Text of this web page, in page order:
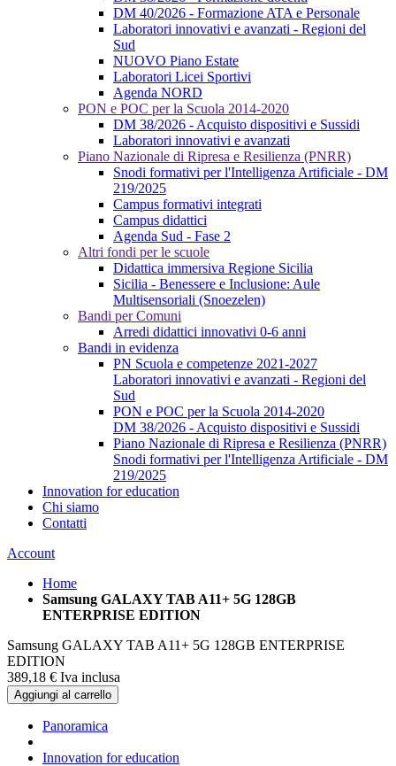
DM 40/2026 - Formazione ATA e Personale
Laboratori innovativi e avanzati - Regioni del
Sud
NUOVO Piano Estate
Laboratori Licei Sportivi
Agenda NORD
PON e POC per la Scuola 2014-2020
DM 38/2026 - Acquisto dispositivi e Sussidi
Laboratori innovativi e avanzati
Piano Nazionale di Ripresa e Resilienza (PNRR)
Snodi formativi per l'Intelligenza Artificiale - DM
219/2025
Campus formativi integrati
Campus didattici
Agenda Sud - Fase 2
Altri fondi per le scuole
Didattica immersiva Regione Sicilia
Sicilia - Benessere e Inclusione: Aule
Multisensoriali (Snoezelen)
Bandi per Comuni
Arredi didattici innovativi 0-6 anni
Bandi in evidenza
PN Scuola e competenze 2021-2027
Laboratori innovativi e avanzati - Regioni del
Sud
PON e POC per la Scuola 2014-2020
DM 38/2026 - Acquisto dispositivi e Sussidi
Piano Nazionale di Ripresa e Resilienza (PNRR)
Snodi formativi per l'Intelligenza Artificiale - DM
219/2025
Innovation for education
Chi siamo
Contatti
Account
Home
Samsung GALAXY TAB A11+ 5G 128GB
ENTERPRISE EDITION
Samsung GALAXY TAB A11+ 5G 128GB ENTERPRISE
EDITION
389,18 € Iva inclusa
Aggiungi al carrello
Panoramica
Innovation for education